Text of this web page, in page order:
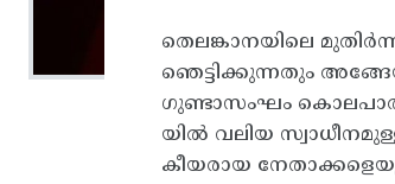
തെലങ്കാനയിലെ
ഞെട്ടിക്കുന്നതും
ഗുണ്ടാസംഘം
യിൽ വലിയ
കീയരായ